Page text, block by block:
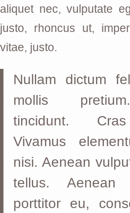
aliquet nec, vulputate
justo, rhoncus ut,
vitae, justo.
Nullam dictum
mollis
tincidunt.
Vivamus
nisi. Aenean
tellus.
porttitor eu,